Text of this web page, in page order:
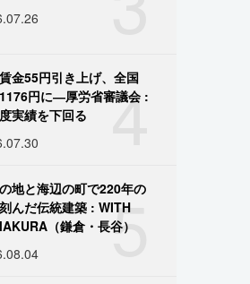
4
金55円引き上げ、全国
円に―厚労省審議会 :
実績を下回る
5
地と海辺の町で220年の
んだ伝統建築 : WITH
（鎌倉・長谷）